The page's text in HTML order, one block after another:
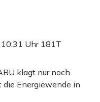
Uhr 181T
klagt nur noch
Energiewende in